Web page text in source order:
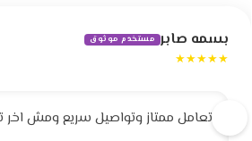
بسمه صابر مستخدم موثوق
★★★★★
تعامل ممتاز وتواصيل سريع ومش اخر